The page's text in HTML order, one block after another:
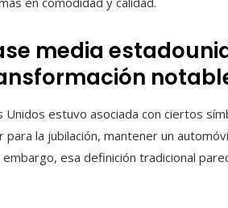
media
Unidos estuvo asociada con ciertos
la jubilación, mantener un
esa definición tradicional